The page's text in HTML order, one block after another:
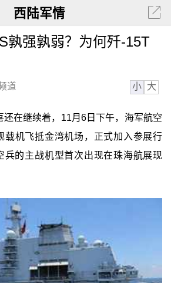
西陆军情
孰强孰弱？为何歼-15T
道 小 大
还在继续着，11月6日下午，海军航空
载机飞抵金湾机场，正式加入参展行
兵的主战机型首次出现在珠海航展现